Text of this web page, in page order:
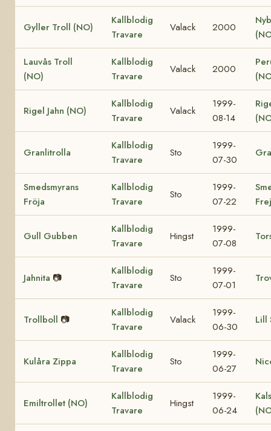
Gyller Troll (NO)
Kallblodig
Travare
Valack 2000
Lauvås Troll
(NO)
Kallblodig
Travare
Valack 2000
Rigel Jahn (NO)
Kallblodig
Travare
Valack
1999-
08-14
Granlitrolla
Kallblodig
Travare
Sto
1999-
07-30
Smedsmyrans
Fröja
Kallblodig
Travare
Sto
1999-
07-22
Gull Gubben
Kallblodig
Travare
Hingst
1999-
07-08
Jahnita 📷
Kallblodig
Travare
Sto
1999-
07-01
Trollboll 📷
Kallblodig
Travare
Valack
1999-
06-30
Lill
Kulåra Zippa
Kallblodig
Travare
Sto
1999-
06-27
Emiltrollet (NO)
Kallblodig
Travare
Hingst
1999-
06-24